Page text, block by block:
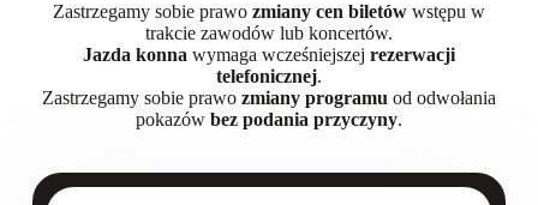
Zastrzegamy sobie prawo zmiany cen biletówwstępu w
trakcie zawodów lub koncertów.
Jazda konna wymaga wcześniejszej rezerwacji
telefonicznej.
Zastrzegamy sobie prawo zmiany programu od odwołania
pokazów bez podania przyczyny.